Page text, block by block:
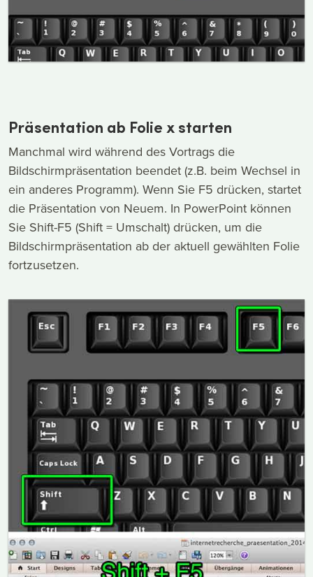
Präsentation ab Folie x starten
Manchmal wird während des Vortrags die
Bildschirmpräsentation beendet (z.B. beim Wechsel in
ein anderes Programm). Wenn Sie F5 drücken, startet
die Präsentation von Neuem. In PowerPoint können
Sie Shift-F5 (Shift = Umschalt) drücken, um die
Bildschirmpräsentation ab der aktuell gewählten Folie
fortzusetzen.